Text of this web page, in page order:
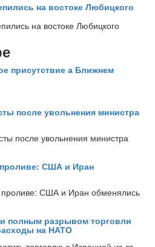
на востоке Любицкого
присутствие а Ближнем
после увольнения министра
США и Иран
полным разрывом торговли
на НАТО